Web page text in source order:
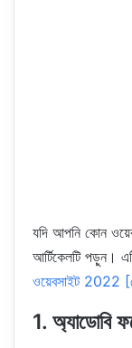
যদি আপনি কোন
আর্টিকেলটি পড়ুন।
ওয়েবসাইট 2022
1.